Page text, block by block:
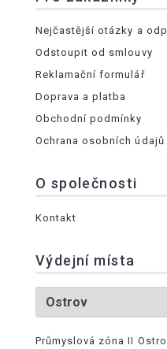
Nejčastější otázky a
Odstoupit od smlouvy
Reklamační formulář
Doprava a platba
Obchodní podmínky
Ochrana osobních údajů
O společnosti
Kontakt
Výdejní místa
Průmyslová zóna II